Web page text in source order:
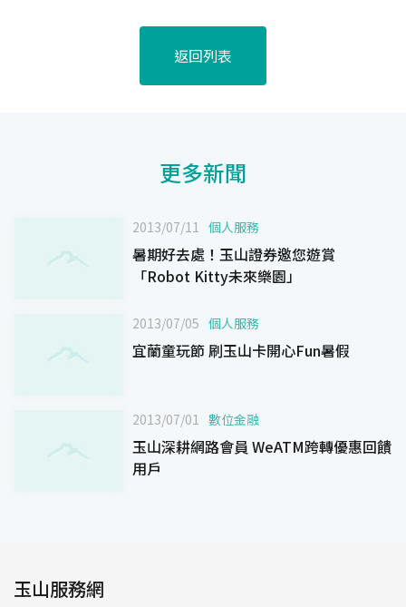
返回列表
更多新聞
2013/07/11 個人服務
暑期好去處！玉山證券邀您遊賞
「Robot Kitty未來樂園」
2013/07/05 個人服務
宜蘭童玩節 刷玉山卡開心Fun暑假
2013/07/01 數位金融
玉山深耕網路會員 WeATM跨轉優惠回饋
用戶
玉山服務網